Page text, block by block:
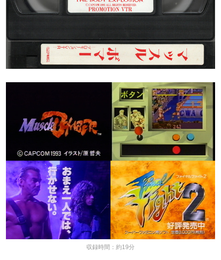
収録時間：約19分